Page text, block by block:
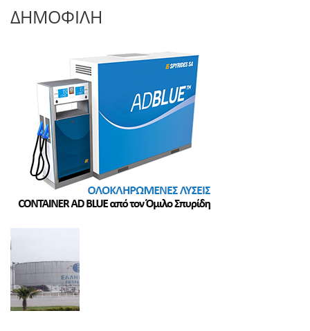
ΔΗΜΟΦΙΛΗ